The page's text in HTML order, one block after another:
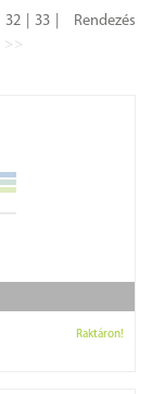
32
33
>>
Rendezés
Raktáron!